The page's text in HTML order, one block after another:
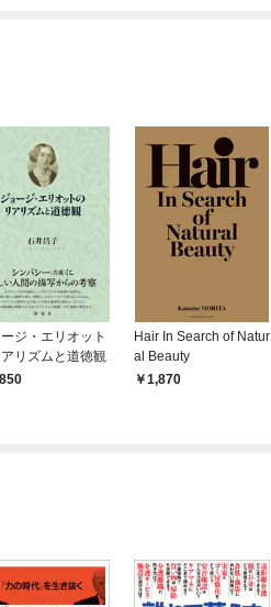
ジ・エリオット
リズムと道徳観
Hair In Search of Natur
al Beauty
1,870